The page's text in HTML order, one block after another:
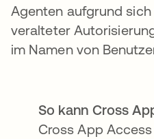
Agenten aufgrund
veralteter
im Namen von
So kann Cross
Cross App